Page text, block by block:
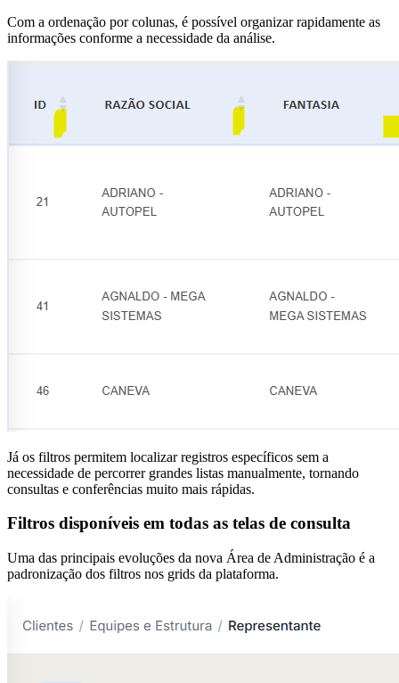
Com a ordenação por colunas, é possível organizar rapidamente as
informações conforme a necessidade da análise.
Já os filtros permitem localizar registros específicos sem a
necessidade de percorrer grandes listas manualmente, tornando
consultas e conferências muito mais rápidas.
Filtros disponíveis em todas as telas de consulta
Uma das principais evoluções da nova Área de Administração é a
padronização dos filtros nos grids da plataforma.